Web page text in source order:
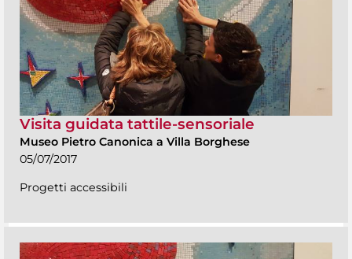
Visita guidata tattile-sensoriale
Museo Pietro Canonica a Villa Borghese
05/07/2017
Progetti accessibili